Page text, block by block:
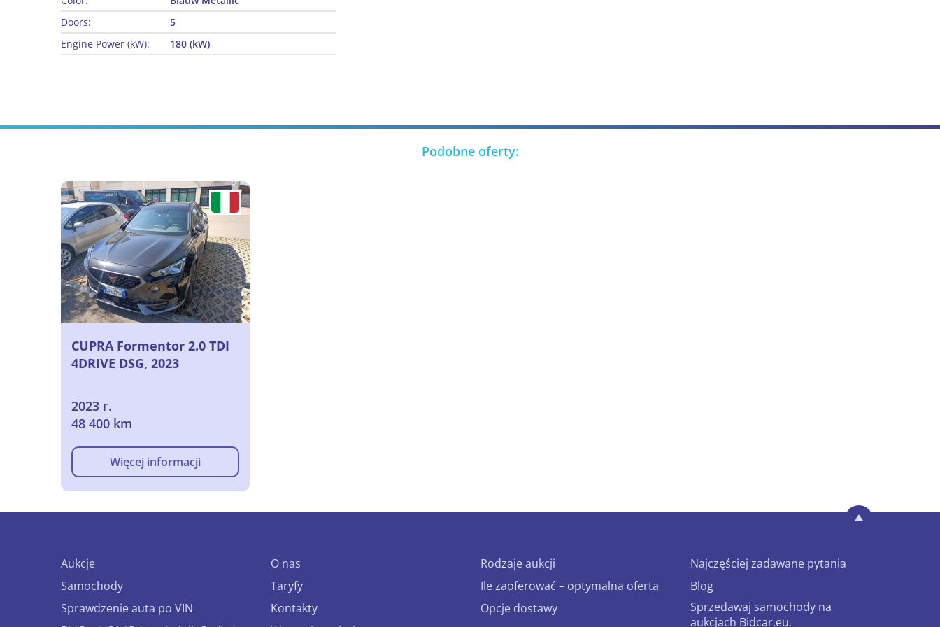
Doors:
5
Engine Power (kW):
180 (kW)
Podobne oferty:
CUPRA Formentor 2.0 TDI
4DRIVE DSG, 2023
2023 г.
48 400 km
Więcej informacji
Aukcje
Samochody
Sprawdzenie auta po VIN
O nas
Taryfy
Kontakty
Rodzaje aukcji
Ile zaoferować – optymalna oferta
Opcje dostawy
Najczęściej zadawane pytania
Blog
Sprzedawaj samochody na
aukcjach Bidcar.eu.